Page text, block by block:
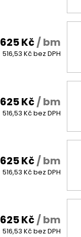
625 Kč/ bm
516,53 Kč bez DPH
625 Kč/ bm
516,53 Kč bez DPH
625 Kč/ bm
516,53 Kč bez DPH
625 Kč/ bm
516,53 Kč bez DPH